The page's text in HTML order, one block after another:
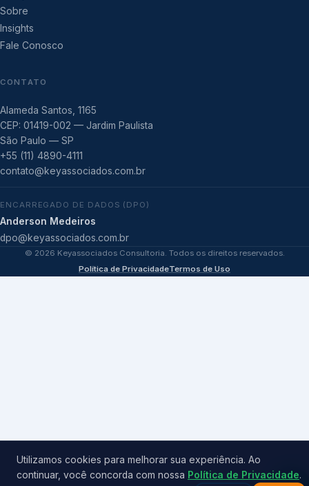
Sobre
Insights
Fale Conosco
CONTATO
Alameda Santos, 1165
CEP: 01419-002 — Jardim Paulista
São Paulo — SP
+55 (11) 4890-4111
contato@keyassociados.com.br
ENCARREGADO DE DADOS (DPO)
Anderson Medeiros
dpo@keyassociados.com.br
© 2026 Keyassociados Consultoria. Todos os direitos reservados.
Política de PrivacidadeTermos de Uso
Utilizamos cookies para melhorar sua experiência. Ao
continuar, você concorda com nossa Política de Privacidade.